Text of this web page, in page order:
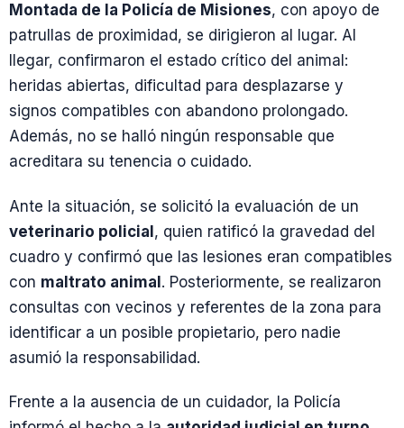
Montada de la Policía de Misiones, con apoyo de
patrullas de proximidad, se dirigieron al lugar. Al
llegar, confirmaron el estado crítico del animal:
heridas abiertas, dificultad para desplazarse y
signos compatibles con abandono prolongado.
Además, no se halló ningún responsable que
acreditara su tenencia o cuidado.
Ante la situación, se solicitó la evaluación de un
veterinario policial, quien ratificó la gravedad del
cuadro y confirmó que las lesiones eran compatibles
con maltrato animal. Posteriormente, se realizaron
consultas con vecinos y referentes de la zona para
identificar a un posible propietario, pero nadie
asumió la responsabilidad.
Frente a la ausencia de un cuidador, la Policía